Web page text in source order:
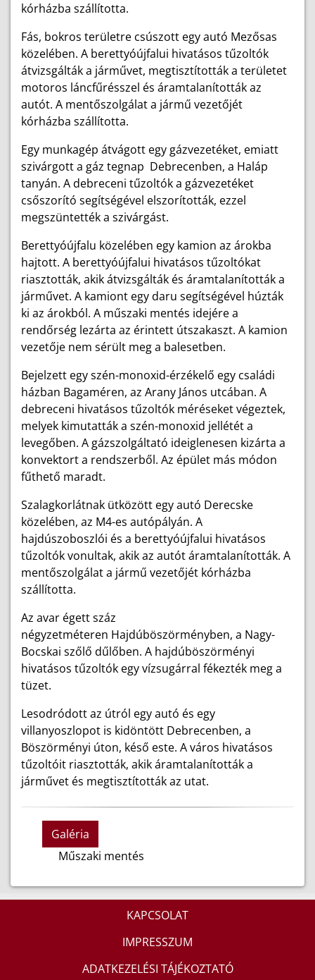
kórházba szállította.
Fás, bokros területre csúszott egy autó Mezősas
közelében. A berettyóújfalui hivatásos tűzoltók
átvizsgálták a járművet, megtisztították a területet
motoros láncfűrésszel és áramtalanították az
autót. A mentőszolgálat a jármű vezetőjét
kórházba szállította.
Egy munkagép átvágott egy gázvezetéket, emiatt
szivárgott a gáz tegnap Debrecenben, a Haláp
tanyán. A debreceni tűzoltók a gázvezetéket
csőszorító segítségével elszorították, ezzel
megszüntették a szivárgást.
Berettyóújfalu közelében egy kamion az árokba
hajtott. A berettyóújfalui hivatásos tűzoltókat
riasztották, akik átvizsgálták és áramtalanították a
járművet. A kamiont egy daru segítségével húzták
ki az árokból. A műszaki mentés idejére a
rendőrség lezárta az érintett útszakaszt. A kamion
vezetője nem sérült meg a balesetben.
Bejelzett egy szén-monoxid-érzékelő egy családi
házban Bagaméren, az Arany János utcában. A
debreceni hivatásos tűzoltók méréseket végeztek,
melyek kimutatták a szén-monoxid jellétét a
levegőben. A gázszolgáltató ideiglenesen kizárta a
konvektort a rendszerből. Az épület más módon
fűthető maradt.
Szalagkorlátnak ütközött egy autó Derecske
közelében, az M4-es autópályán. A
hajdúszoboszlói és a berettyóújfalui hivatásos
tűzoltók vonultak, akik az autót áramtalanították. A
mentőszolgálat a jármű vezetőjét kórházba
szállította.
Az avar égett száz
négyzetméteren Hajdúböszörményben, a Nagy-
Bocskai szőlő dűlőben. A hajdúböszörményi
hivatásos tűzoltók egy vízsugárral fékezték meg a
tüzet.
Lesodródott az útról egy autó és egy
villanyoszlopot is kidöntött Debrecenben, a
Böszörményi úton, késő este. A város hivatásos
tűzoltóit riasztották, akik áramtalanították a
járművet és megtisztították az utat.
Galéria
Műszaki mentés
KAPCSOLAT
IMPRESSZUM
ADATKEZELÉSI TÁJÉKOZTATÓ